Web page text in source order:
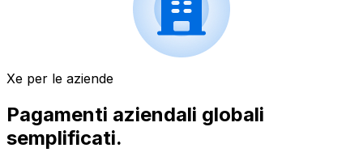
Xe per le aziende
Pagamenti aziendali globali
semplificati.